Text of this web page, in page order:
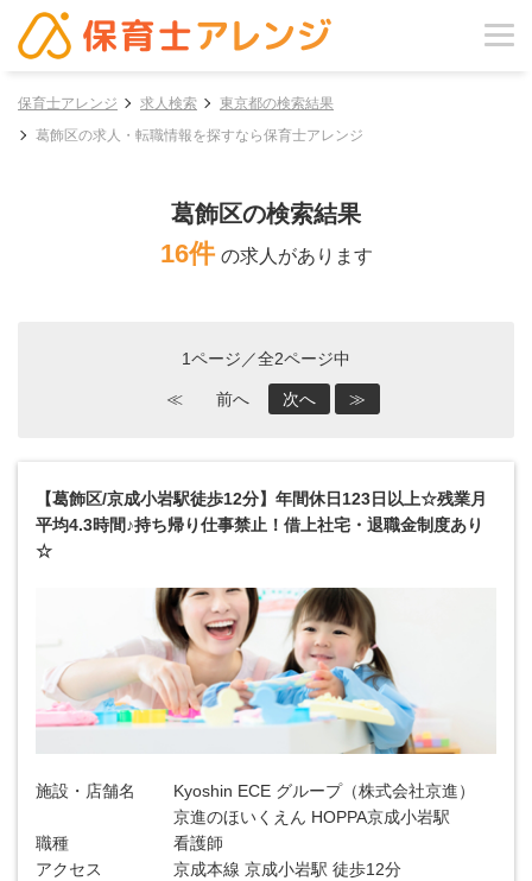
保育士アレンジ 求人検索
東京都の検索結果
葛飾区の求人・転職情報を探すなら保育士アレンジ
葛飾区の検索結果
16件 の求人があります
1ページ／全2ページ中
≪ 前へ 次へ ≫
【葛飾区/京成小岩駅徒歩12分】年間休日123日以上☆残業月
平均4.3時間♪持ち帰り仕事禁止！借上社宅・退職金制度あり
☆
施設・店舗名
Kyoshin ECE グループ（株式会社京進）
京進のほいくえん HOPPA京成小岩駅
職種
看護師
アクセス
京成本線 京成小岩駅 徒歩12分